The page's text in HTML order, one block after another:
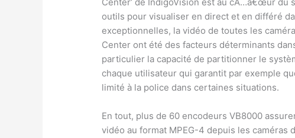
Center’ de IndigoVision est au cÃ…â€œur du
outils pour visualiser en direct et en différé
exceptionnelles, la vidéo de toutes les
Center ont été des facteurs déterminants
particulier la capacité de partitionner le
chaque utilisateur qui garantit par exemple
limité à la police dans certaines situations.
En tout, plus de 60 encodeurs VB8000
vidéo au format MPEG-4 depuis les caméras